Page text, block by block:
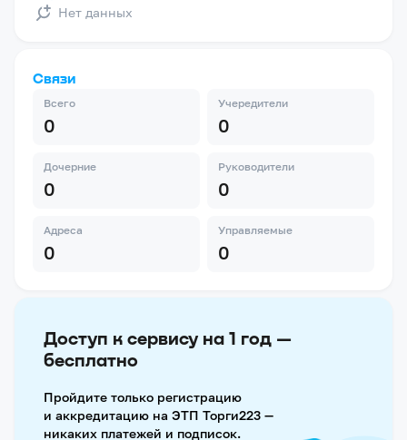
Нет данных
Связи
Всего
0
Учередители
0
Дочерние
0
Руководители
0
Адреса
0
Управляемые
0
Доступ к сервису на 1 год —
бесплатно
Пройдите только регистрацию
и аккредитацию на ЭТП Торги223 —
никаких платежей и подписок.